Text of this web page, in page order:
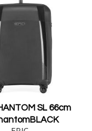
SL 66cm